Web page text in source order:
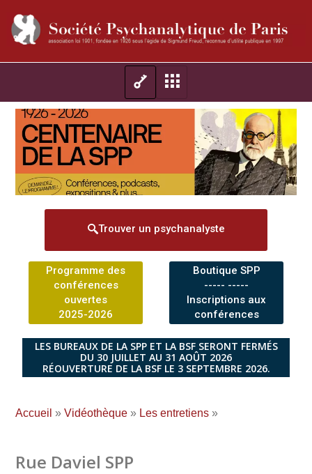
Trouver un psychanalyste
Programme des
conférences
ouvertes
2025-2026
Boutique SPP
----- -----
Inscriptions aux
conférences
LES BUREAUX DE LA SPP ET LA BSF SERONT FERMÉS
DU 30 JUILLET AU 31 AOÛT 2026
RÉOUVERTURE DE LA BSF LE 3 SEPTEMBRE 2026.
Accueil » Vidéothèque » Les entretiens »
Rue Daviel SPP